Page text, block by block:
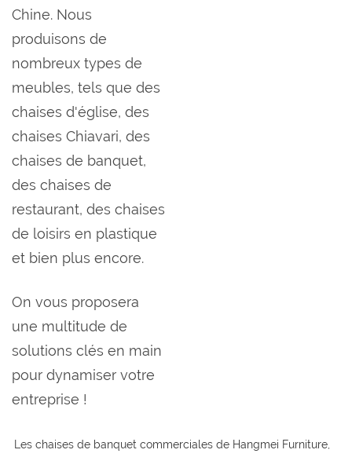
Chine. Nous
produisons de
nombreux types de
meubles, tels que des
chaises d'église, des
chaises Chiavari, des
chaises de banquet,
des chaises de
restaurant, des chaises
de loisirs en plastique
et bien plus encore.
On vous proposera
une multitude de
solutions clés en main
pour dynamiser votre
entreprise !
Les chaises de banquet commerciales de Hangmei Furniture,